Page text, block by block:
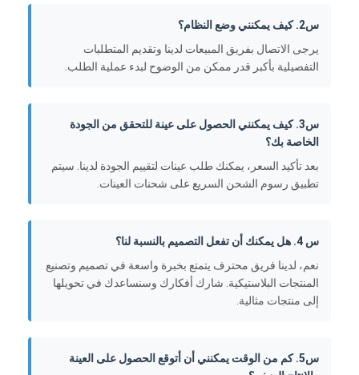
س2. كيف يمكنني وضع النظام؟
يرجى الاتصال بفريق المبيعات لدينا وتقديم المتطلبات
التفصيلية بأكبر قدر ممكن من الوضوح لبدء عملية الطلب.
س3. كيف يمكنني الحصول على عينة للتحقق من الجودة
الخاصة بك؟
بعد تأكيد السعر، يمكنك طلب عينات لتقييم الجودة لدينا. سيتم
تطبيق رسوم الشحن السريع على شحنات العينات.
س 4. هل يمكنك أن تفعل التصميم بالنسبة لنا؟
نعم، لدينا فريق محترف يتمتع بخبرة واسعة في تصميم وتصنيع
المنتجات البلاستيكية. شارك أفكارك وسنساعدك في تحويلها
إلى منتجات مثالية.
س5. كم من الوقت يمكنني أن أتوقع الحصول على العينة